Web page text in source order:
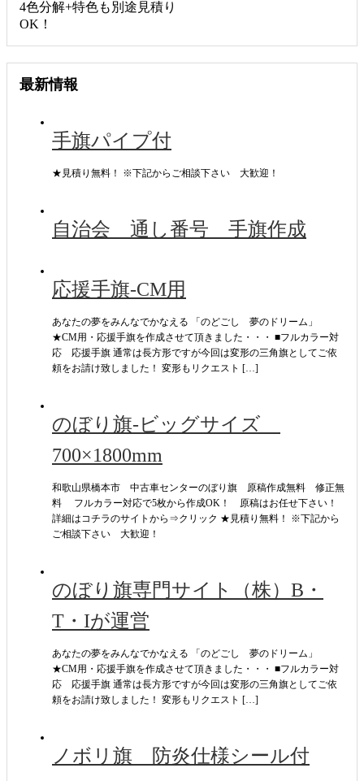
4色分解+特色も別途見積り
OK！
最新情報
手旗パイプ付
★見積り無料！ ※下記からご相談下さい 大歓迎！
自治会 通し番号 手旗作成
応援手旗-CM用
あなたの夢をみんなでかなえる 「のどごし 夢のドリーム」
★CM用・応援手旗を作成させて頂きました・・・ ■フルカラー対
応 応援手旗 通常は長方形ですが今回は変形の三角旗としてご依
頼をお請け致しました！ 変形もリクエスト […]
のぼり旗-ビッグサイズ
700×1800mm
和歌山県橋本市 中古車センターのぼり旗 原稿作成無料 修正無
料 フルカラー対応で5枚から作成OK！ 原稿はお任せ下さい！
詳細はコチラのサイトから⇒クリック ★見積り無料！ ※下記から
ご相談下さい 大歓迎！
のぼり旗専門サイト（株）B・
T・Iが運営
あなたの夢をみんなでかなえる 「のどごし 夢のドリーム」
★CM用・応援手旗を作成させて頂きました・・・ ■フルカラー対
応 応援手旗 通常は長方形ですが今回は変形の三角旗としてご依
頼をお請け致しました！ 変形もリクエスト […]
ノボリ旗 防炎仕様シール付